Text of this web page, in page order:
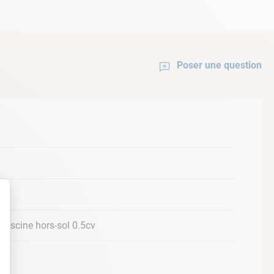
Poser une question
piscine hors-sol 0.5cv